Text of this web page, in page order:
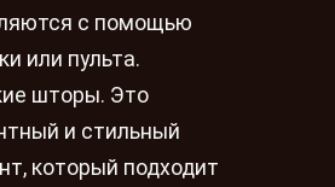
с помощью
или пульта.
шторы. Это
и стильный
который подходит